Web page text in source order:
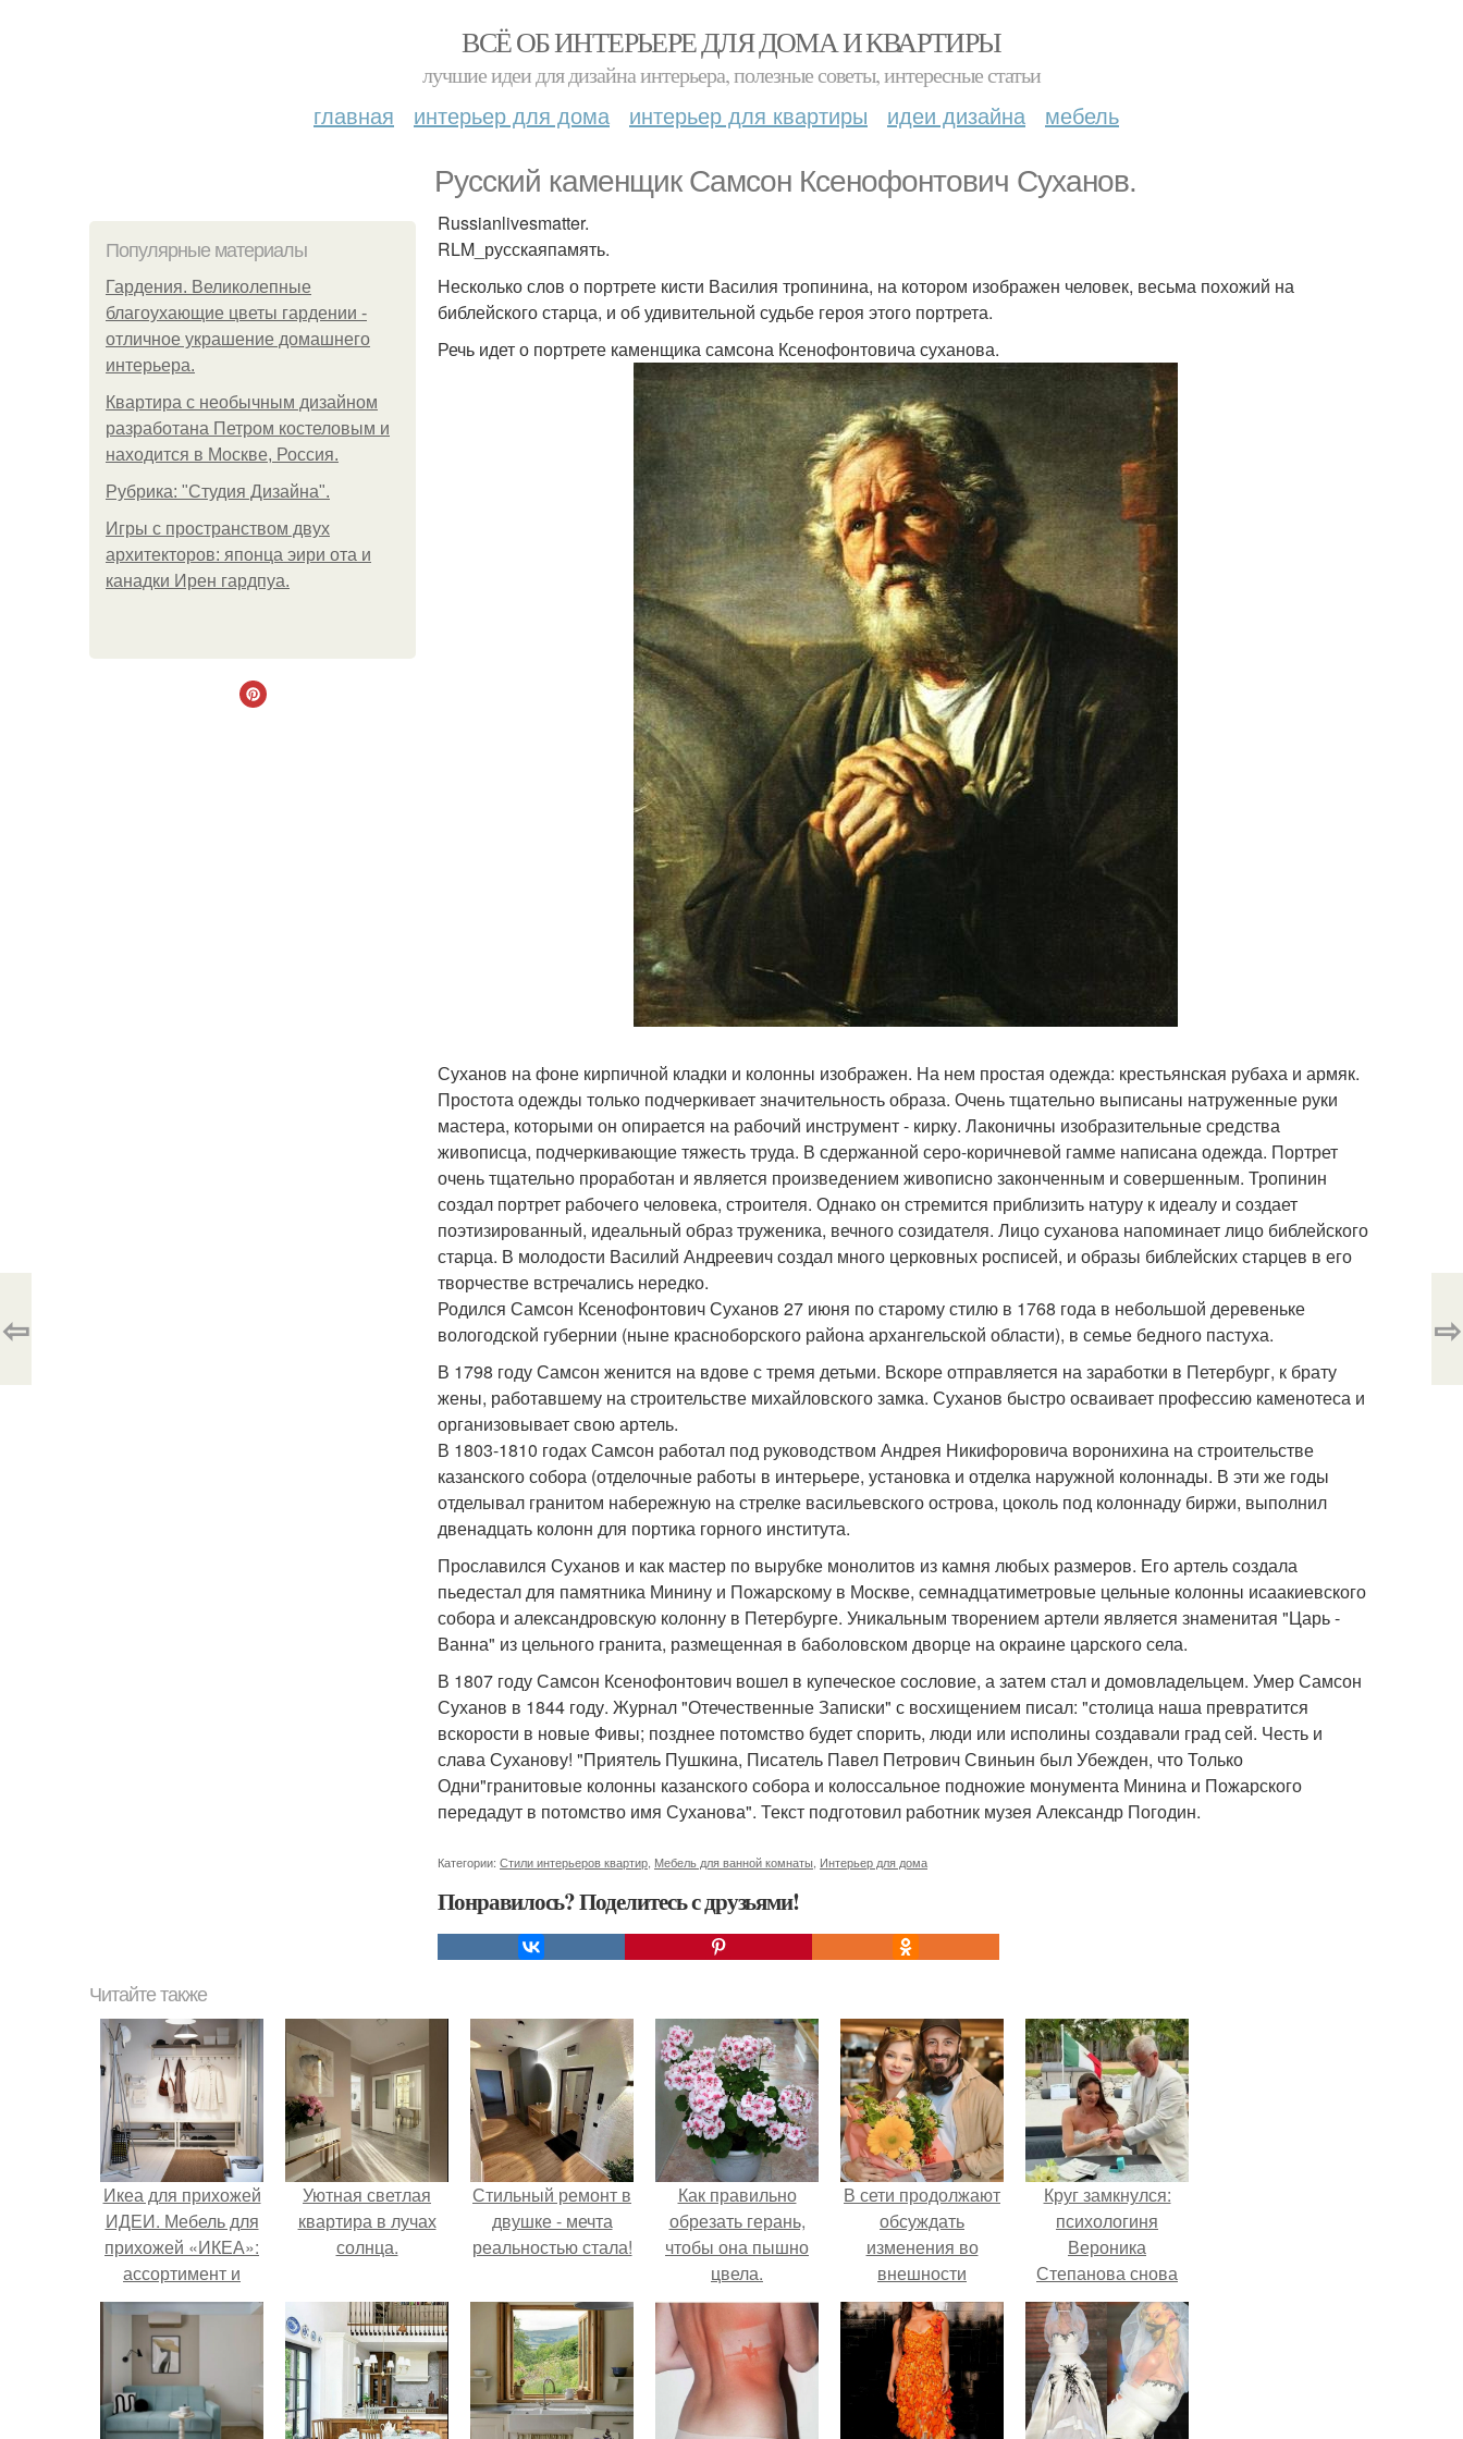
ВСЁ ОБ ИНТЕРЬЕРЕ ДЛЯ ДОМА И КВАРТИРЫ
лучшие идеи для дизайна интерьера, полезные советы, интересные статьи
главная интерьер для дома интерьер для квартиры идеи дизайна мебель
Русский каменщик Самсон Ксенофонтович Суханов.
Популярные материалы
Гардения. Великолепные
благоухающие цветы гардении -
отличное украшение домашнего
интерьера.
Квартира с необычным дизайном
разработана Петром костеловым и
находится в Москве, Россия.
Рубрика: "Студия Дизайна".
Игры с пространством двух
архитекторов: японца эири ота и
канадки Ирен гардпуа.
Russianlivesmatter.
RLM_русскаяпамять.
Несколько слов о портрете кисти Василия тропинина, на котором изображен человек, весьма похожий на
библейского старца, и об удивительной судьбе героя этого портрета.
Речь идет о портрете каменщика самсона Ксенофонтовича суханова.
Суханов на фоне кирпичной кладки и колонны изображен. На нем простая одежда: крестьянская рубаха и армяк.
Простота одежды только подчеркивает значительность образа. Очень тщательно выписаны натруженные руки
мастера, которыми он опирается на рабочий инструмент - кирку. Лаконичны изобразительные средства
живописца, подчеркивающие тяжесть труда. В сдержанной серо-коричневой гамме написана одежда. Портрет
очень тщательно проработан и является произведением живописно законченным и совершенным. Тропинин
создал портрет рабочего человека, строителя. Однако он стремится приблизить натуру к идеалу и создает
поэтизированный, идеальный образ труженика, вечного созидателя. Лицо суханова напоминает лицо библейского
старца. В молодости Василий Андреевич создал много церковных росписей, и образы библейских старцев в его
творчестве встречались нередко.
Родился Самсон Ксенофонтович Суханов 27 июня по старому стилю в 1768 года в небольшой деревеньке
вологодской губернии (ныне красноборского района архангельской области), в семье бедного пастуха.
В 1798 году Самсон женится на вдове с тремя детьми. Вскоре отправляется на заработки в Петербург, к брату
жены, работавшему на строительстве михайловского замка. Суханов быстро осваивает профессию каменотеса и
организовывает свою артель.
В 1803-1810 годах Самсон работал под руководством Андрея Никифоровича воронихина на строительстве
казанского собора (отделочные работы в интерьере, установка и отделка наружной колоннады. В эти же годы
отделывал гранитом набережную на стрелке васильевского острова, цоколь под колоннаду биржи, выполнил
двенадцать колонн для портика горного института.
Прославился Суханов и как мастер по вырубке монолитов из камня любых размеров. Его артель создала
пьедестал для памятника Минину и Пожарскому в Москве, семнадцатиметровые цельные колонны исаакиевского
собора и александровскую колонну в Петербурге. Уникальным творением артели является знаменитая "Царь -
Ванна" из цельного гранита, размещенная в баболовском дворце на окраине царского села.
В 1807 году Самсон Ксенофонтович вошел в купеческое сословие, а затем стал и домовладельцем. Умер Самсон
Суханов в 1844 году. Журнал "Отечественные Записки" с восхищением писал: "столица наша превратится
вскорости в новые Фивы; позднее потомство будет спорить, люди или исполины создавали град сей. Честь и
слава Суханову! "Приятель Пушкина, Писатель Павел Петрович Свиньин был Убежден, что Только
Одни"гранитовые колонны казанского собора и колоссальное подножие монумента Минина и Пожарского
передадут в потомство имя Суханова". Текст подготовил работник музея Александр Погодин.
Категории: Стили интерьеров квартир Мебель для ванной комнаты Интерьер для дома
Понравилось? Поделитесь с друзьями!
⇦ ⇨
Читайте также
Икеа для прихожей
ИДЕИ. Мебель для
прихожей «ИКЕА»:
ассортимент и
функциональные
особенности
Уютная светлая
квартира в лучах
солнца.
Стильный ремонт в
двушке - мечта
реальностью стала!
Как правильно
обрезать герань,
чтобы она пышно
цвела.
В сети продолжают
обсуждать
изменения во
внешности
актрисы.
Круг замкнулся:
психологиня
Вероника
Степанова снова
вышла замуж за
собственного
бывшего мужа.